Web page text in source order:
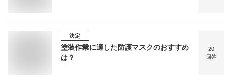
決定
塗装作業に適した防護マスクのおすすめ
は？
20
回答